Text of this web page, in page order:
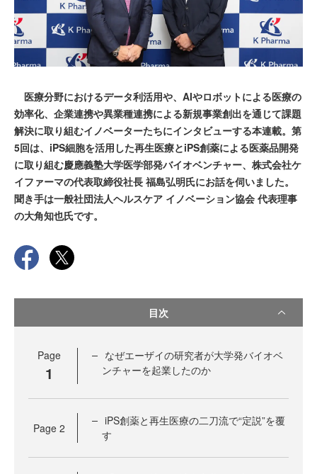
医療分野におけるデータ利活用や、AIやロボットによる医療の
効率化、企業連携や異業種連携による新規事業創出を通じて課題
解決に取り組むイノベーターたちにインタビューする本連載。第
5回は、iPS細胞を活用した再生医療とiPS創薬による医薬品開発
に取り組む慶應義塾大学医学部発バイオベンチャー、株式会社ケ
イファーマの代表取締役社長 福島弘明氏にお話を伺いました。
聞き手は一般社団法人ヘルスケア イノベーション協会 代表理事
の大角知也氏です。
目次
Page
1
なぜエーザイの研究者が大学発バイオベ
ンチャーを起業したのか
Page 2
iPS創薬と再生医療の二刀流で“定説”を覆
す